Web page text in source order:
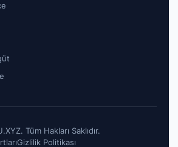
Tüm Hakları Saklıdır.
Gizlilik Politikası